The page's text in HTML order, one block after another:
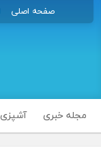
صفحه اصلی
مجله خبری آشپزی